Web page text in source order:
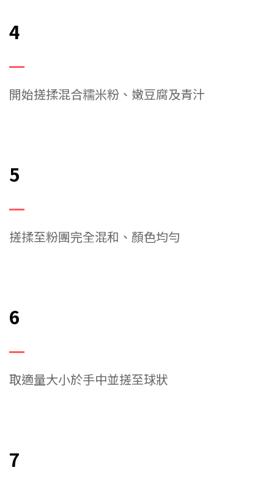
4
開始搓揉混合糯米粉、嫩豆腐及青汁
5
搓揉至粉團完全混和、顏色均勻
6
取適量大小於手中並搓至球狀
7